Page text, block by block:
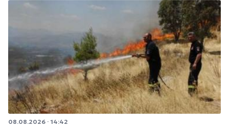
08.08.2026 · 14:42